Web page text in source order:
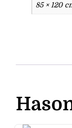
85 × 120